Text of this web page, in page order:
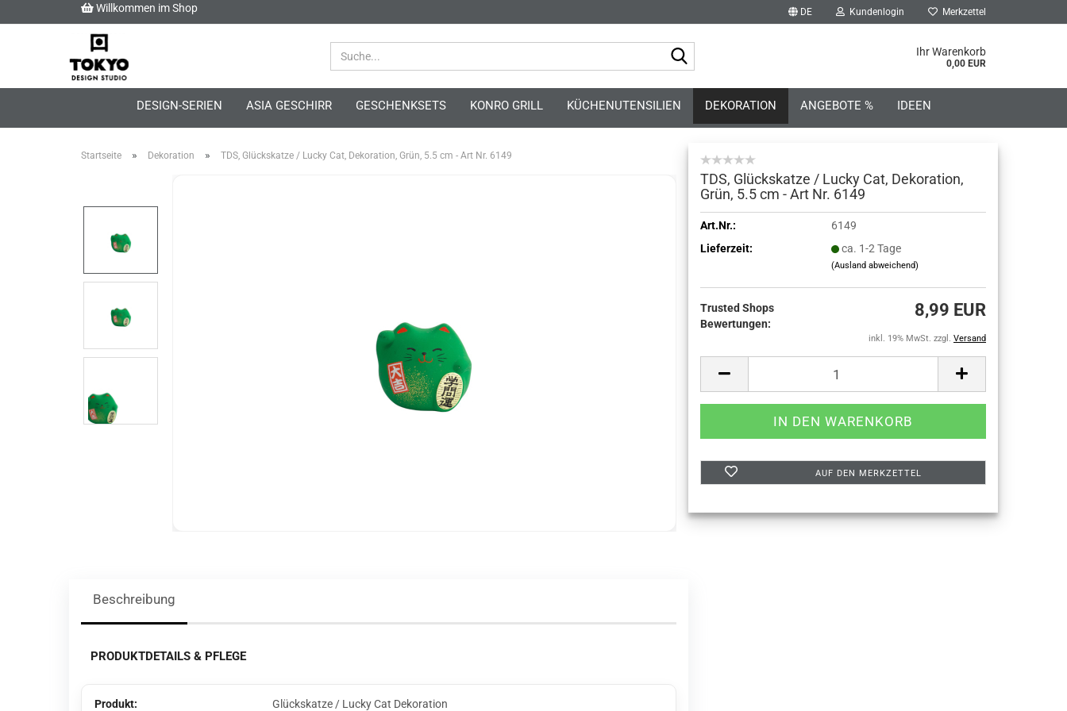
Willkommen im Shop DE Kundenlogin
Konto erstellen
Passwort vergessen?
Merkzettel
Ihr Warenkorb
0,00 EUR
DESIGN-SERIEN ASIA GESCHIRR GESCHENKSETS KONRO GRILL KÜCHENUTENSILIEN DEKORATION ANGEBOTE % IDEEN
Startseite » Dekoration » TDS, Glückskatze / Lucky Cat, Dekoration, Grün, 5.5 cm - Art Nr. 6149
TDS, Glückskatze / Lucky Cat, Dekoration,
Grün, 5.5 cm - Art Nr. 6149
Art.Nr.:
6149
Lieferzeit:
ca. 1-2 Tage
(Ausland abweichend)
Trusted Shops
Bewertungen:
8,99 EUR
inkl. 19% MwSt. zzgl. Versand
AUF DEN MERKZETTEL
Beschreibung
PRODUKTDETAILS & PFLEGE
Produkt: Glückskatze / Lucky Cat Dekoration